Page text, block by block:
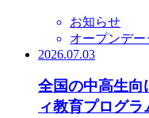
お知らせ
オープンデー
2026.07.03
全国の中高生向
ィ教育プログ